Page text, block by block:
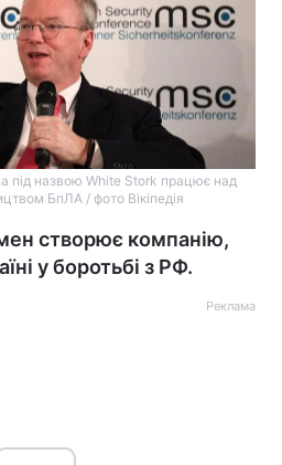
під назвою White Stork працює над
БпЛА / фото Вікіпедія
створює компанію,
у боротьбі з РФ.
Реклама